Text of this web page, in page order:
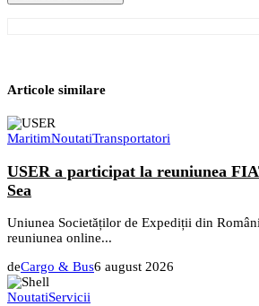
Articole similare
MaritimNoutatiTransportatori
USER a participat la reuniunea
Sea
Uniunea Societăților de Expediții din
reuniunea online...
deCargo & Bus6 august 2026
NoutatiServicii